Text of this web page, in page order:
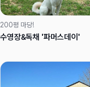
200평 마당!
수영장&독채 '파머스데이'